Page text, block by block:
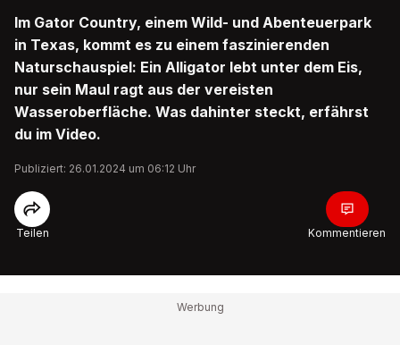
Im Gator Country, einem Wild- und Abenteuerpark
in Texas, kommt es zu einem faszinierenden
Naturschauspiel: Ein Alligator lebt unter dem Eis,
nur sein Maul ragt aus der vereisten
Wasseroberfläche. Was dahinter steckt, erfährst
du im Video.
Publiziert: 26.01.2024 um 06:12 Uhr
Teilen Kommentieren